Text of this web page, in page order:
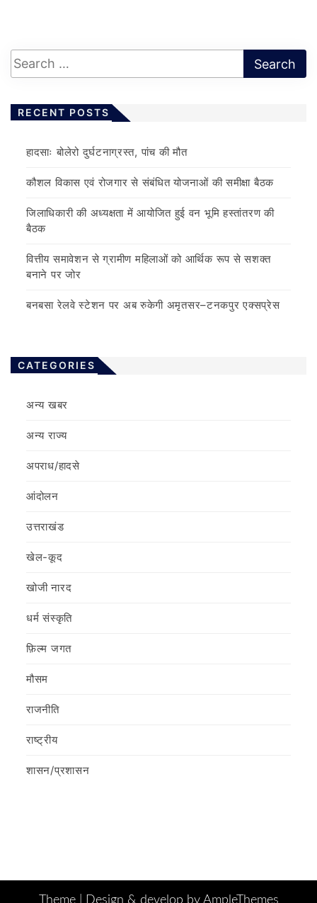
RECENT POSTS
हादसाः बोलेरो दुर्घटनाग्रस्त, पांच की मौत
कौशल विकास एवं रोजगार से संबंधित योजनाओं की समीक्षा बैठक
जिलाधिकारी की अध्यक्षता में आयोजित हुई वन भूमि हस्तांतरण की
बैठक
वित्तीय समावेशन से ग्रामीण महिलाओं को आर्थिक रूप से सशक्त
बनाने पर जोर
बनबसा रेलवे स्टेशन पर अब रुकेगी अमृतसर–टनकपुर एक्सप्रेस
CATEGORIES
अन्य खबर
अन्य राज्य
अपराध/हादसे
आंदोलन
उत्तराखंड
खेल-कूद
खोजी नारद
धर्म संस्कृति
फ़िल्‍म जगत
मौसम
राजनीति
राष्ट्रीय
शासन/प्रशासन
Theme | Design & develop by AmpleThemes